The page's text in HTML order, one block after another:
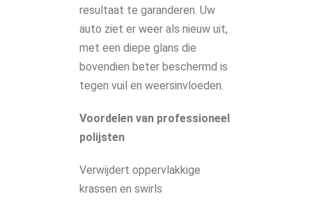
resultaat te garanderen. Uw
auto ziet er weer als nieuw uit,
met een diepe glans die
bovendien beter beschermd is
tegen vuil en weersinvloeden.
Voordelen van professioneel
polijsten
Verwijdert oppervlakkige
krassen en swirls